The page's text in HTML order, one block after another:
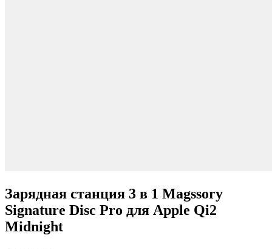
Зарядная станция 3 в 1 Magssory
Signature Disc Pro для Apple Qi2
Midnight